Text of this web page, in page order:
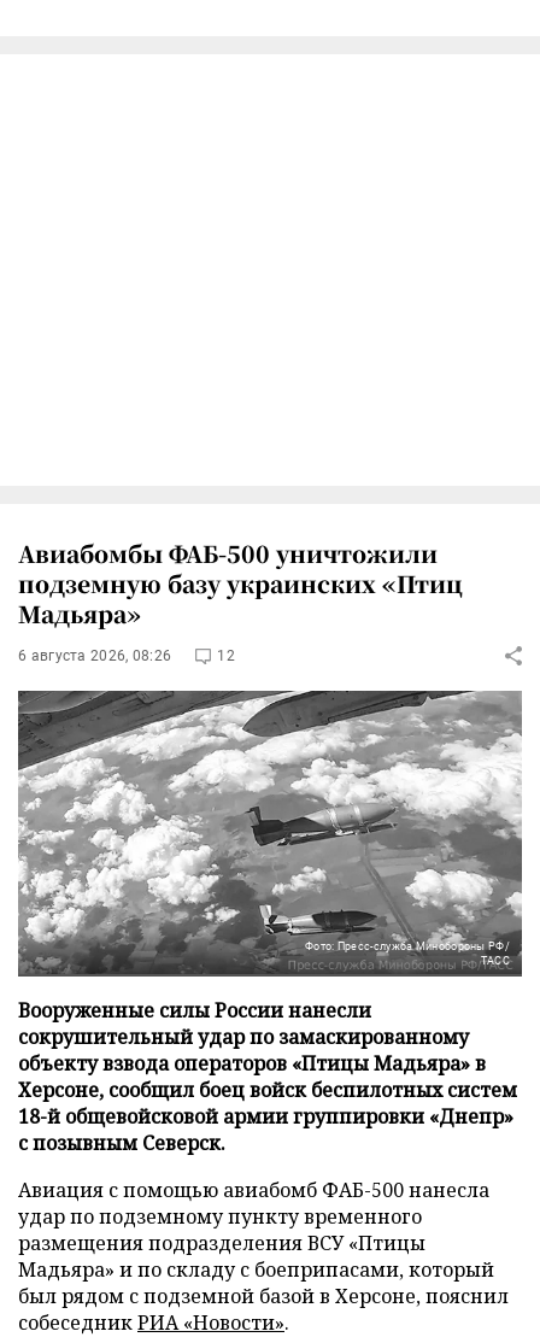
Авиабомбы ФАБ-500 уничтожили
подземную базу украинских «Птиц
Мадьяра»
6 августа 2026, 08:26 12
Фото: Пресс-служба Минобороны РФ/
ТАСС
Вооруженные силы России нанесли
сокрушительный удар по замаскированному
объекту взвода операторов «Птицы Мадьяра» в
Херсоне, сообщил боец войск беспилотных систем
18-й общевойсковой армии группировки «Днепр»
с позывным Северск.
Авиация с помощью авиабомб ФАБ-500 нанесла
удар по подземному пункту временного
размещения подразделения ВСУ «Птицы
Мадьяра» и по складу с боеприпасами, который
был рядом с подземной базой в Херсоне, пояснил
собеседникРИА «Новости».